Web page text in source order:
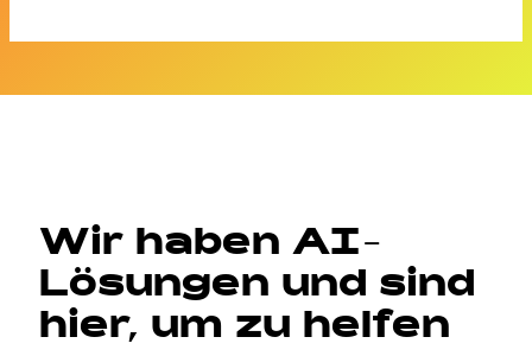
Wir haben AI-
Lösungen und sind
hier, um zu helfen